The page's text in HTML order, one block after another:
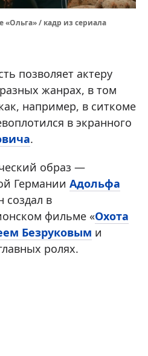
«Ольга» / кадр из сериала
позволяет актеру
жанрах, в том
например, в ситкоме
в экранного
.
образ —
Германии Адольфа
в
фильме «Охота
Безруковым и
ролях.